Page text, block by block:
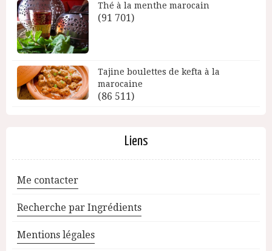
Thé à la menthe marocain
(91 701)
Tajine boulettes de kefta à la
marocaine
(86 511)
Liens
Me contacter
Recherche par Ingrédients
Mentions légales